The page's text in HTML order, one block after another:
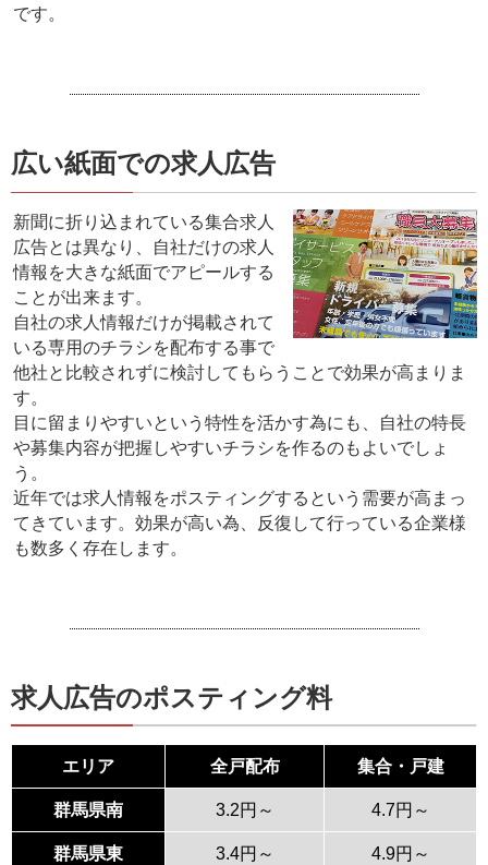
です。
広い紙面での求人広告
新聞に折り込まれている集合求人
広告とは異なり、自社だけの求人
情報を大きな紙面でアピールする
ことが出来ます。
自社の求人情報だけが掲載されて
いる専用のチラシを配布する事で
他社と比較されずに検討してもらうことで効果が高まりま
す。
目に留まりやすいという特性を活かす為にも、自社の特長
や募集内容が把握しやすいチラシを作るのもよいでしょ
う。
近年では求人情報をポスティングするという需要が高まっ
てきています。効果が高い為、反復して行っている企業様
も数多く存在します。
求人広告のポスティング料
エリア 全戸配布 集合・戸建
群馬県南 3.2円～ 4.7円～
群馬県東 3.4円～ 4.9円～